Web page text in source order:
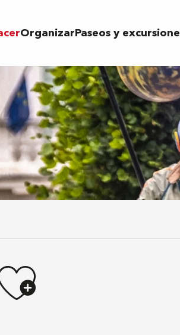
OrganizarPaseos y